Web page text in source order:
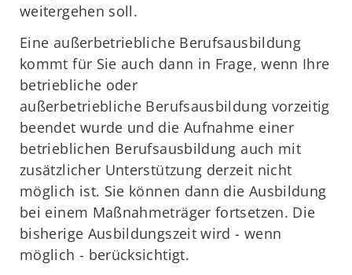
weitergehen soll.
Eine außerbetriebliche Berufsausbildung
kommt für Sie auch dann in Frage, wenn Ihre
betriebliche oder
außerbetriebliche Berufsausbildung vorzeitig
beendet wurde und die Aufnahme einer
betrieblichen Berufsausbildung auch mit
zusätzlicher Unterstützung derzeit nicht
möglich ist. Sie können dann die Ausbildung
bei einem Maßnahmeträger fortsetzen. Die
bisherige Ausbildungszeit wird ­- wenn
möglich - berücksichtigt.